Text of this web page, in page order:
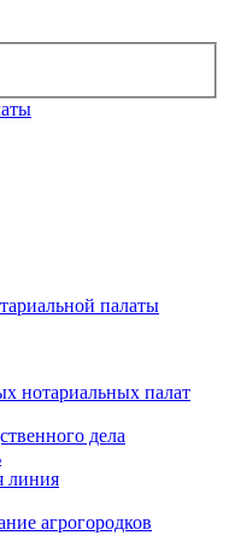
палаты
нотариальных палат
дела
линия
агрогородков